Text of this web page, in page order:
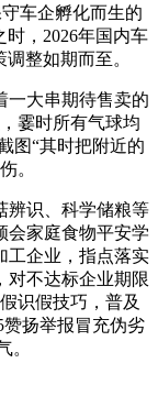
车企孵化而生的
时，2026年国内车
整如期而至。
大串期待售卖的
霎时所有气球均
图“其时把附近的
。
识、科学储粮等
会家庭食物平安学
工企业，指点落实
对不达标企业期限
识假技巧，普及
赞扬举报冒充伪劣
。